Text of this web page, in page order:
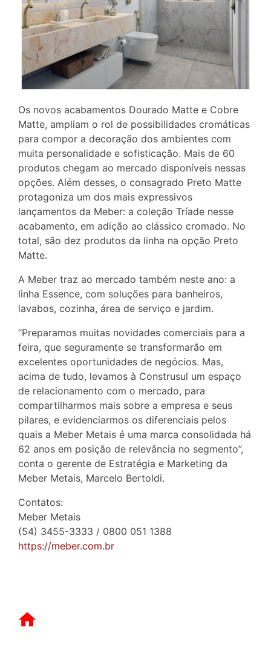
Os novos acabamentos Dourado Matte e Cobre
Matte, ampliam o rol de possibilidades cromáticas
para compor a decoração dos ambientes com
muita personalidade e sofisticação. Mais de 60
produtos chegam ao mercado disponíveis nessas
opções. Além desses, o consagrado Preto Matte
protagoniza um dos mais expressivos
lançamentos da Meber: a coleção Tríade nesse
acabamento, em adição ao clássico cromado. No
total, são dez produtos da linha na opção Preto
Matte.
A Meber traz ao mercado também neste ano: a
linha Essence, com soluções para banheiros,
lavabos, cozinha, área de serviço e jardim.
“Preparamos muitas novidades comerciais para a
feira, que seguramente se transformarão em
excelentes oportunidades de negócios. Mas,
acima de tudo, levamos à Construsul um espaço
de relacionamento com o mercado, para
compartilharmos mais sobre a empresa e seus
pilares, e evidenciarmos os diferenciais pelos
quais a Meber Metais é uma marca consolidada há
62 anos em posição de relevância no segmento”,
conta o gerente de Estratégia e Marketing da
Meber Metais, Marcelo Bertoldi.
Contatos:
Meber Metais
(54) 3455-3333 / 0800 051 1388
https://meber.com.br